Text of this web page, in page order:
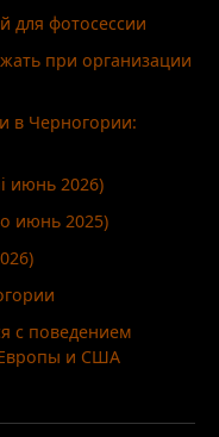
для фотосессии
при организации
в Черногории:
июнь 2026)
июнь 2025)
с поведением
и США